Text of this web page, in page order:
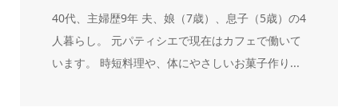
40代、主婦歴9年 夫、娘（7歳）、息子（5歳）の4
人暮らし。 元パティシエで現在はカフェで働いて
います。 時短料理や、体にやさしいお菓子作り...